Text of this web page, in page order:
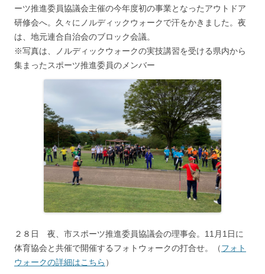
ーツ推進委員協議会主催の今年度初の事業となったアウトドア
研修会へ。久々にノルディックウォークで汗をかきました。夜
は、地元連合自治会のブロック会議。
※写真は、ノルディックウォークの実技講習を受ける県内から
集まったスポーツ推進委員のメンバー
２８日 夜、市スポーツ推進委員協議会の理事会。11月1日に
体育協会と共催で開催するフォトウォークの打合せ。（フォト
ウォークの詳細はこちら ）